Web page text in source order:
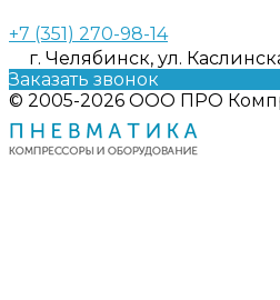
+7 (351) 270-98-14
г. Челябинск, ул.
Заказать звонок
© 2005-2026 ООО ПРО